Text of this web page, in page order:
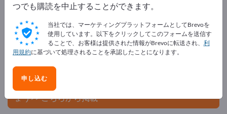
Exportpagesで無料で広告を掲載！
ニーズ – オファー – 中古品 – ビジネスコンタクト >> こ
こから始める
Exportpagesで貴社と製品を掲載し
ましょう。
今すぐサプライヤーとして登録し、認知度を高めまし
ょう>> こちらから掲載
つでも購読を中止することができます。
当社では、マーケティングプラットフォームとしてBrevoを
使用しています。以下をクリックしてこのフォームを送信す
ることで、お客様は提供された情報がBrevoに転送され、 利
用規約に基づいて処理されることを承認したことになります。
申し込む